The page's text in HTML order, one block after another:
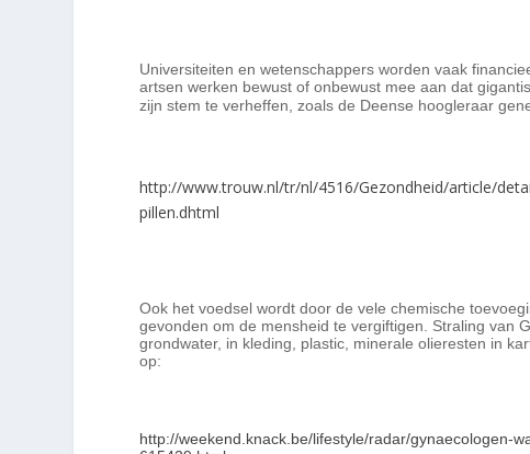
Universiteiten en wetenschappers worden vaak
artsen werken bewust of onbewust mee aan dat
zijn stem te verheffen, zoals de Deense hoogleraar
http://www.trouw.nl/tr/nl/4516/Gezondheid/article/
pillen.dhtml
Ook het voedsel wordt door de vele chemische
gevonden om de mensheid te vergiftigen. Straling van
grondwater, in kleding, plastic, minerale olieresten in
op:
http://weekend.knack.be/lifestyle/radar/gynaecologen-